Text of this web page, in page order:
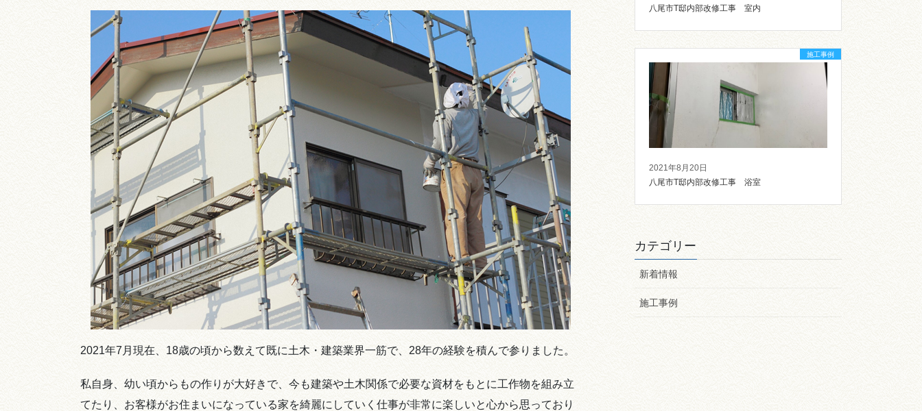
2021年7月現在、18歳の頃から数えて既に土木・建築業界一筋で、28年の経験を積んで参りました。
私自身、幼い頃からもの作りが大好きで、今も建築や土木関係で必要な資材をもとに工作物を組み立
てたり、お客様がお住まいになっている家を綺麗にしていく仕事が非常に楽しいと心から思っており
八尾市T邸内部改修工事 室内
2021年8月20日
施工事例
八尾市T邸内部改修工事 浴室
カテゴリー
新着情報
施工事例